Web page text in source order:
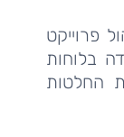
פרוייקט
בלוחות
החלטות